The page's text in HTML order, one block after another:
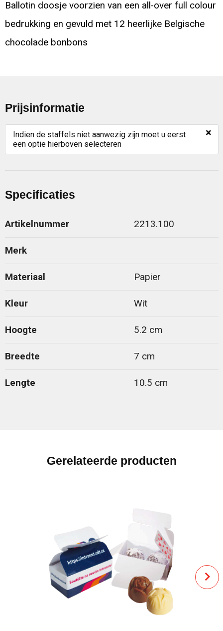
Ballotin doosje voorzien van een all-over full colour
bedrukking en gevuld met 12 heerlijke Belgische
chocolade bonbons
Prijsinformatie
Indien de staffels niet aanwezig zijn moet u eerst
een optie hierboven selecteren
×
Specificaties
Artikelnummer 2213.100
Merk
Materiaal Papier
Kleur Wit
Hoogte 5.2 cm
Breedte 7 cm
Lengte 10.5 cm
Gerelateerde producten